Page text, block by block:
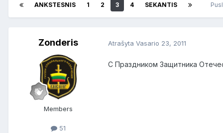
ANKSTESNIS 1 2 3 4 SEKANTIS
Zonderis
Members
51
Atrašyta Vasario 23, 2011
С Праздником Защитника